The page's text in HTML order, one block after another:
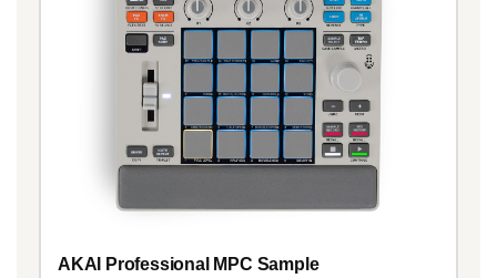
AKAI Professional MPC Sample